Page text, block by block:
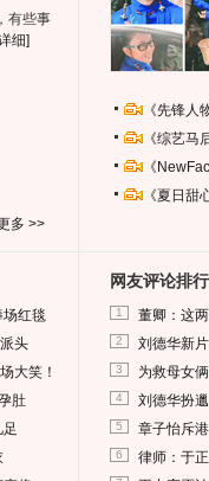
有些事
细]
多 >>
《先锋
《综艺
《
《夏日
场红毯
头
大笑！
肚
网友评论排行
1 董卿：这
2 刘德华新
3 为救母女
4 刘德华扮
5 章子怡斥
6 律师：于